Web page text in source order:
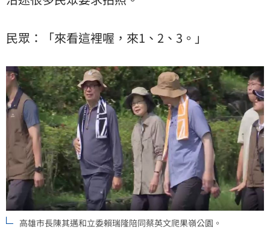
民眾：「來看這裡喔，來1、2、3。」
高雄市長陳其邁和立委賴瑞隆陪同蔡英文爬果嶺公園。